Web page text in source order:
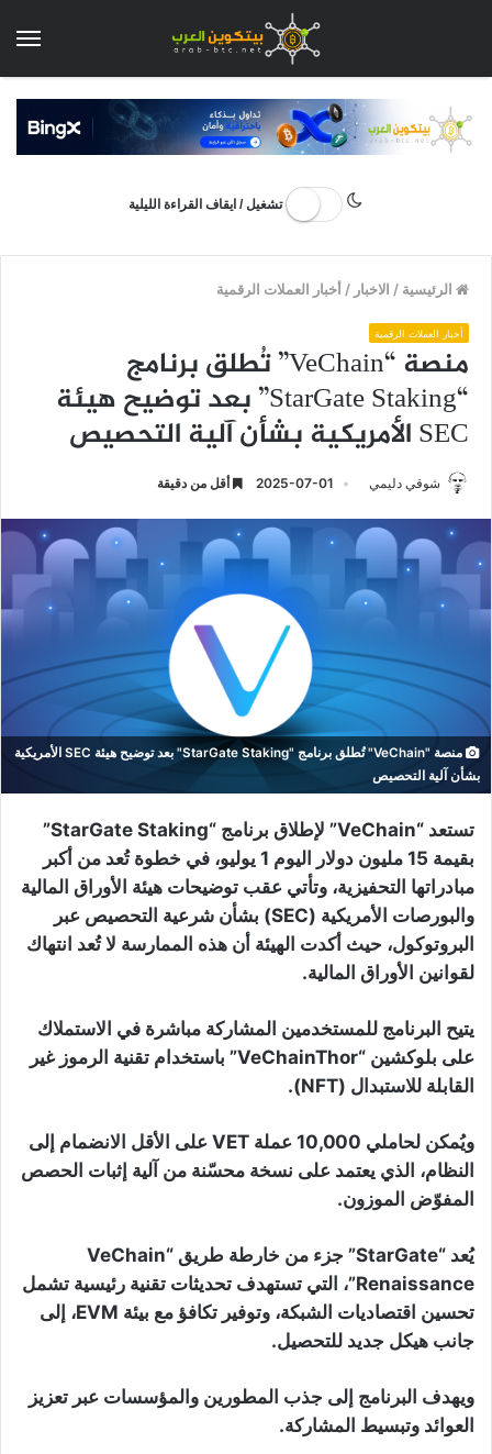
تشغيل / ايقاف القراءة الليلية
الرئيسية / الاخبار /أخبار العملات الرقمية
أخبار العملات الرقمية
منصة “VeChain” تُطلق برنامج
“StarGate Staking” بعد توضيح هيئة
SEC الأمريكية بشأن آلية التحصيص
شوقي دليمي 2025-07-01 أقل من دقيقة
منصة "VeChain" تُطلق برنامج "StarGate Staking" بعد توضيح هيئة SEC الأمريكية
بشأن آلية التحصيص
تستعد “VeChain” لإطلاق برنامج “StarGate Staking”
بقيمة 15 مليون دولار اليوم 1 يوليو، في خطوة تُعد من أكبر
مبادراتها التحفيزية، وتأتي عقب توضيحات هيئة الأوراق المالية
والبورصات الأمريكية (SEC) بشأن شرعية التحصيص عبر
البروتوكول، حيث أكدت الهيئة أن هذه الممارسة لا تُعد انتهاك
لقوانين الأوراق المالية.
يتيح البرنامج للمستخدمين المشاركة مباشرة في الاستملاك
على بلوكشين “VeChainThor” باستخدام تقنية الرموز غير
القابلة للاستبدال (NFT).
ويُمكن لحاملي 10,000 عملة VET على الأقل الانضمام إلى
النظام، الذي يعتمد على نسخة محسّنة من آلية إثبات الحصص
المفوّض الموزون.
يُعد “StarGate” جزء من خارطة طريق “VeChain
Renaissance”، التي تستهدف تحديثات تقنية رئيسية تشمل
تحسين اقتصاديات الشبكة، وتوفير تكافؤ مع بيئة EVM، إلى
جانب هيكل جديد للتحصيل.
ويهدف البرنامج إلى جذب المطورين والمؤسسات عبر تعزيز
العوائد وتبسيط المشاركة.